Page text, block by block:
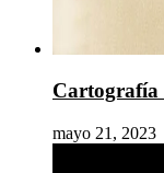
Cartografía
mayo 21, 2023